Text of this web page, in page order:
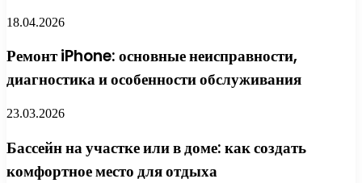
18.04.2026
Ремонт iPhone: основные неисправности,
диагностика и особенности обслуживания
23.03.2026
Бассейн на участке или в доме: как создать
комфортное место для отдыха